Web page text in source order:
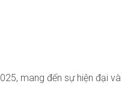
mang đến sự hiện đại